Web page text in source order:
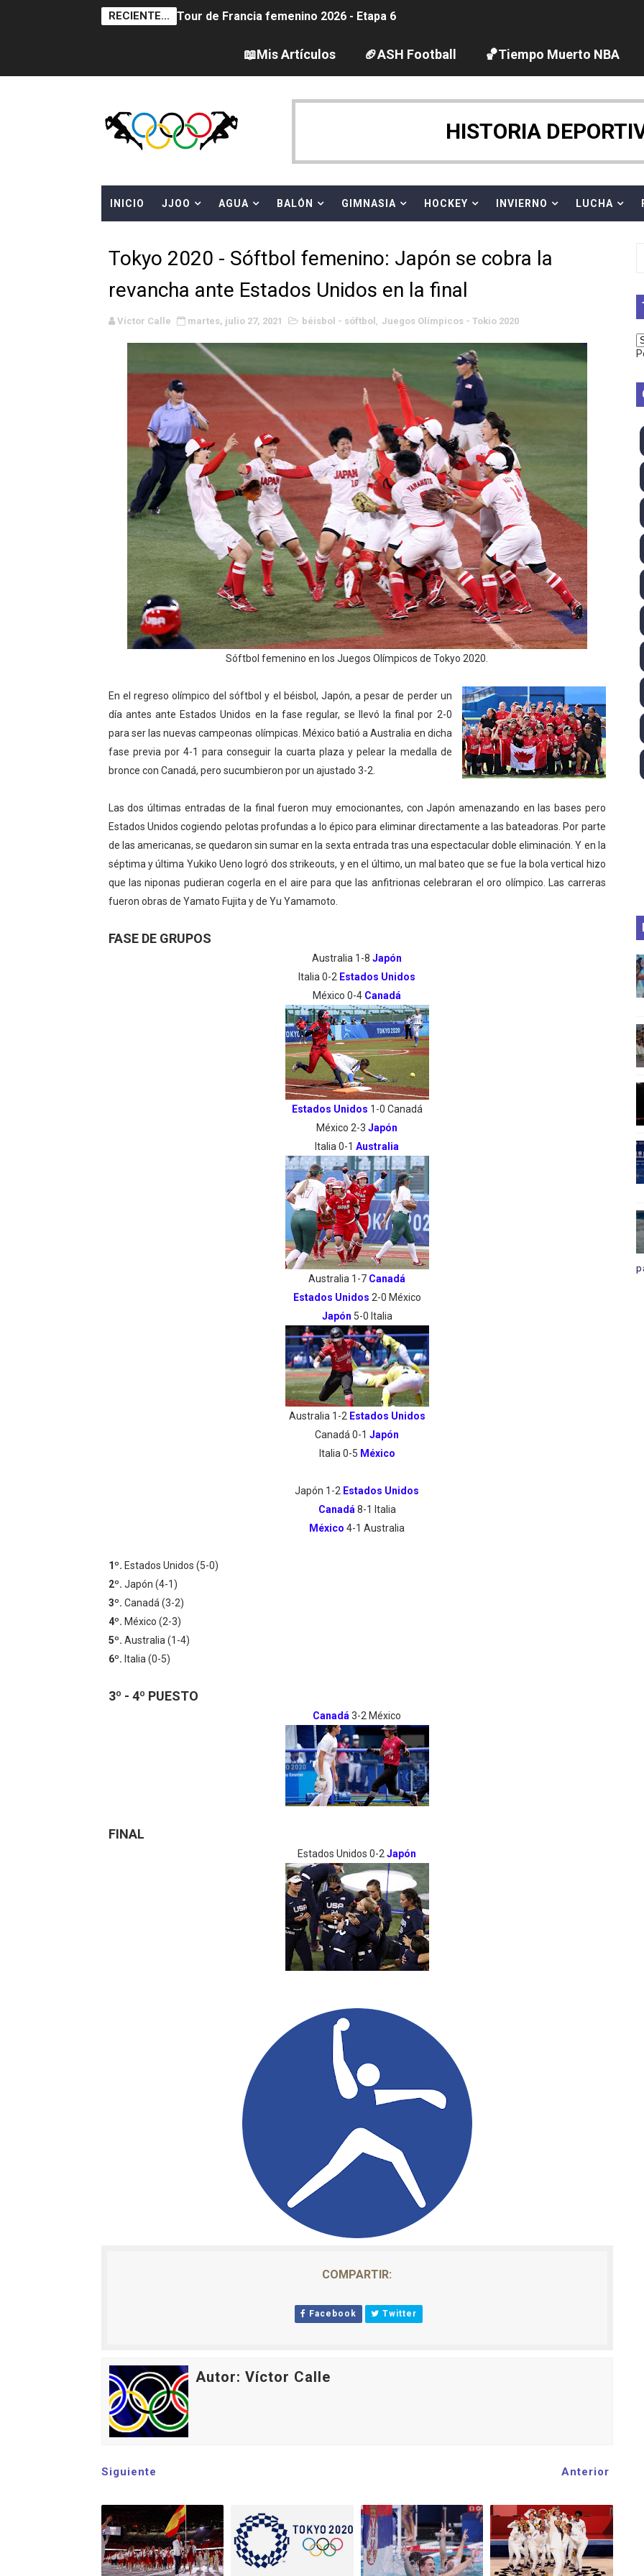
RECIENTE... Tour de Francia femenino 2026 - Etapa 6
Women's Pro Baseball League 2026
Campeonato de Europa en aguas abiertas 2026 (París, Francia) - Dobletes de
Campeonato de Europa de pentatlón moderno 2026 (Estambul, Turquía)
Campeonato de Europa de natación artística 2026 (París, Francia) - España domina
Canadá Open 2026
WWE NXT - Myles Borne y Tavion Heights ponen fin al reinado por parejas de The
Canadian Football League 2026 - Week 10
EFA y AFLE 2026 - Regular season
Grandes éxitos por fin para Chelsea Green, Chad Gable y Baron Corbin en SummerSlam
Campeonato de Europa de MTB 2026 (Monteceneri, Suiza) - Charlie Aldridge y Sina
Campeonato de Europa de remo 2026 (Varese, Italia) - Rumanía, Alemania y Gran
Mundial de lacrosse femenino 2026 (Tokio, Japón) - Estados Unidos invencibles, ya
Máxima celebración en el último Impact! con Jason Hotch como nuevo TNA
Mundial de esgrima 2026 (Hong Kong) - La delegación italiana arrasa con 4 oros y 4
Raquel Rodriguez es la nueva monarca Intercontinental, su primer título individual en
Athletes Unlimited Softball League 2026 - Las Utah Talons son bicampeonas de la AUSL
Mundial de piragüismo slalom 2026 (Oklahoma City, Estados Unidos) - Miquel Travé
Tour de Francia masculino 2026 - Tadej Pogacar entra en el selecto grupo de los
Mundial de Fórmula 1 2026 - Lando Norris consigue en Hungría su primera victoria
📖Mis Artículos 🏈ASH Football 🏀Tiempo Muerto NBA
HISTORIA
INICIO JJOO AGUA BALÓN GIMNASIA HOCKEY INVIERNO LUCHA
Tokyo 2020 - Sóftbol femenino: Japón se cobra la
revancha ante Estados Unidos en la final
Víctor Calle martes, julio 27, 2021 béisbol - sóftbol , Juegos Olímpicos - Tokio 2020
Sóftbol femenino en los Juegos Olímpicos de Tokyo 2020.
En el regreso olímpico del sóftbol y el béisbol, Japón, a pesar de perder un
día antes ante Estados Unidos en la fase regular, se llevó la final por 2-0
para ser las nuevas campeonas olímpicas. México batió a Australia en dicha
fase previa por 4-1 para conseguir la cuarta plaza y pelear la medalla de
bronce con Canadá, pero sucumbieron por un ajustado 3-2.
Las dos últimas entradas de la final fueron muy emocionantes, con Japón amenazando en las bases pero
Estados Unidos cogiendo pelotas profundas a lo épico para eliminar directamente a las bateadoras. Por parte
de las americanas, se quedaron sin sumar en la sexta entrada tras una espectacular doble eliminación. Y en la
séptima y última Yukiko Ueno logró dos strikeouts, y en el último, un mal bateo que se fue la bola vertical hizo
que las niponas pudieran cogerla en el aire para que las anfitrionas celebraran el oro olímpico. Las carreras
fueron obras de Yamato Fujita y de Yu Yamamoto.
FASE DE GRUPOS
Australia 1-8Japón
Italia 0-2 Estados Unidos
México 0-4 Canadá
Estados Unidos 1-0 Canadá
México 2-3Japón
Italia 0-1Australia
Australia 1-7 Canadá
Estados Unidos 2-0 México
Japón 5-0 Italia
Australia 1-2 Estados Unidos
Canadá 0-1Japón
Italia 0-5 México
Japón 1-2 Estados Unidos
Canadá 8-1 Italia
México4-1 Australia
1º. Estados Unidos (5-0)
2º. Japón (4-1)
3º. Canadá (3-2)
4º. México (2-3)
5º. Australia (1-4)
6º. Italia (0-5)
3º - 4º PUESTO
Canadá3-2 México
FINAL
Estados Unidos 0-2Japón
COMPARTIR:
Facebook Twitter
Autor: Víctor Calle
Siguiente Anterior